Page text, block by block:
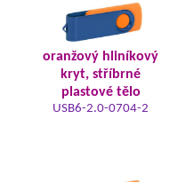
oranžový hliníkový
kryt, stříbrné
plastové tělo
USB6-2.0-0704-2